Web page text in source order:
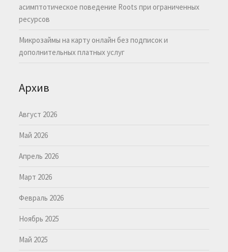
асимптотическое поведение Roots при ограниченных
ресурсов
Микрозаймы на карту онлайн без подписок и
дополнительных платных услуг
Архив
Август 2026
Май 2026
Апрель 2026
Март 2026
Февраль 2026
Ноябрь 2025
Май 2025